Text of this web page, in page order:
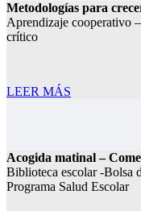
Metodologías para
Aprendizaje cooperativo
crítico
LEER MÁS
Acogida matinal –
Biblioteca escolar -Bolsa
Programa Salud Escolar